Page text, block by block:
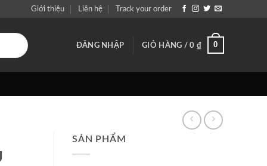
Giới thiệu Liên hệ Track your order
ĐĂNG NHẬP GIỎ HÀNG /0 ₫ 0
SẢN PHẨM